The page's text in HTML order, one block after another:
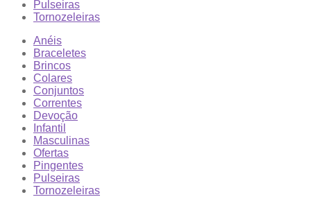
Pulseiras
Tornozeleiras
Anéis
Braceletes
Brincos
Colares
Conjuntos
Correntes
Devoção
Infantil
Masculinas
Ofertas
Pingentes
Pulseiras
Tornozeleiras